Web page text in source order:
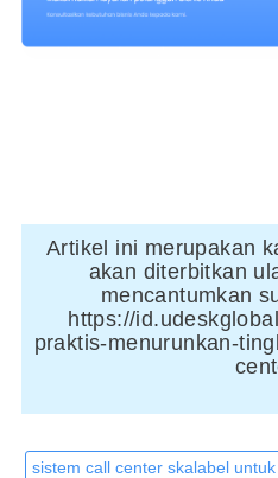
Artikel ini merupakan
akan diterbitkan
mencantumkan
https://
praktis-menurunkan-
sistem call center skalabel